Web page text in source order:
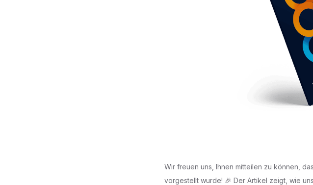
Wir freuen uns, Ihnen mitteilen zu können,
vorgestellt wurde! 🎉 Der Artikel zeigt, wie